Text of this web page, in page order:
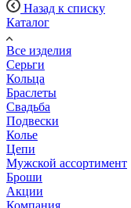
Назад к списку
Каталог
Все изделия
Серьги
Кольца
Браслеты
Свадьба
Подвески
Колье
Цепи
Мужской ассортимент
Броши
Акции
Компания